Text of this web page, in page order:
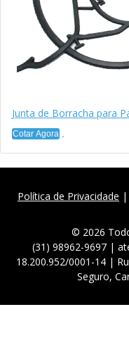
Junta de Borracha para
Cotar Agora
Política de Privacidade |
© 2026
(31) 98962-9697 |
18.200.952/0001-14 |
Seguro,